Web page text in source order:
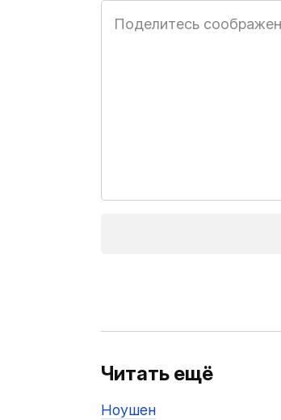
Читать ещё
Ноушен